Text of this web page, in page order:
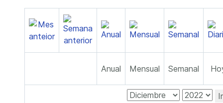
Anual Mensual Semanal